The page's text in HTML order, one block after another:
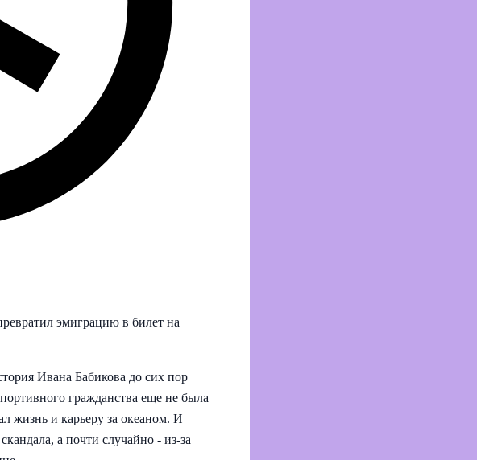
эмиграцию в билет на
Ивана Бабикова до сих пор
гражданства еще не была
жизнь и карьеру за океаном. И
а почти случайно - из-за